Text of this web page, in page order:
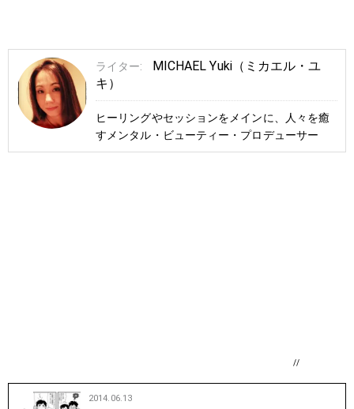
ライター:
MICHAEL Yuki（ミカエル・ユ
キ）
ヒーリングやセッションをメインに、人々を癒
すメンタル・ビューティー・プロデューサー
//
2014.06.13